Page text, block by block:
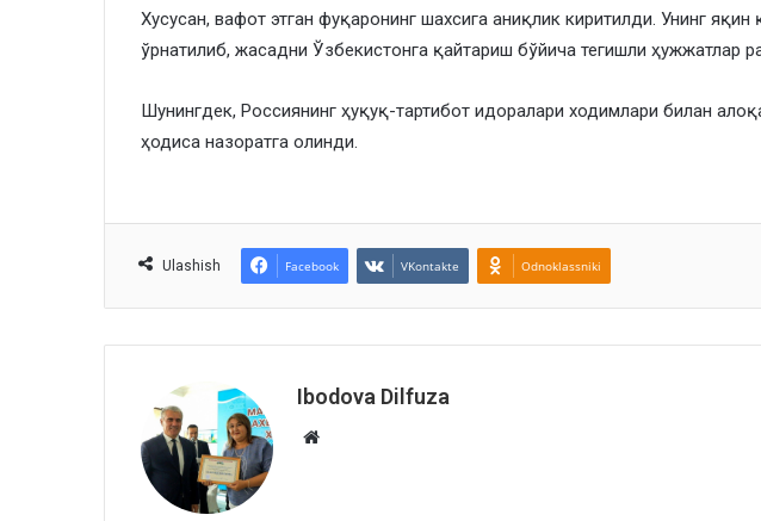
Хусусан, вафот этган фуқаронинг шахсига аниқлик киритилди. Унинг
ўрнатилиб, жасадни Ўзбекистонга қайтариш бўйича тегишли ҳужжатлар
Шунингдек, Россиянинг ҳуқуқ-тартибот идоралари ходимлари билан
ҳодиса назоратга олинди.
Ulashish Facebook VKontakte Odnoklassniki
Ibodova Dilfuza
Website